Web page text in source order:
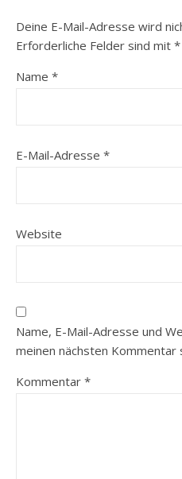
Deine E-Mail-Adresse wird
Erforderliche Felder sind mit *
Name *
E-Mail-Adresse *
Website
Name, E-Mail-Adresse und
meinen nächsten Kommentar
Kommentar *